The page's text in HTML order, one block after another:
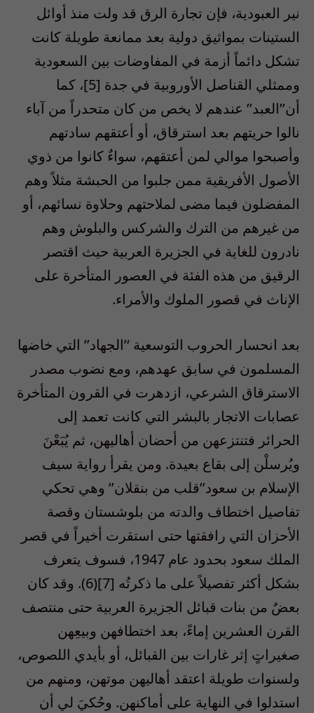
نير العبودية، فإن تجارة الرق قد ولت منذ أوائل
الستينات بمواثيق دولية بعد ممانعة طويلة كانت
تشكل دائماً أزمة في المفاوضات بين السعودية
وممثلي القناصل الأوروبية في جدة [5]، كما
أن’’العبد’’ عندهم لا يخص من كان متحدراً من آباء
نالوا حريتهم بعد استرقاق، أو أعتقهم سادتهم
وأصبحوا موالي لمن أعتقهم، سواءٌ كانوا من ذوي
الأصول الأفريقية ممن جلبوا من الحبشة مثلاً وهم
المفضلون فيما مضى لملاحتهم وحلاوة نسائهم، أو
من غيرهم من الترك والشركس والبلوش وهم
نادرون للغاية في الجزيرة العربية حيث اقتصر
الرقيق من هذه الفئة في العصور المتأخرة على
الإناث في قصور الملوك والأمراء.
بعد انحسار الحروب التوسعية ‘’الجهاد’’ التي خاضها
المسلمون في سابق عهدهم، ومع نضوب مصدر
الاسترقاق الشرعي، ازدهرت في القرون المتأخرة
عصابات الاتجار بالبشر التي كانت تعمد إلى
الحرائر فتنتزعهن من أحضان أهاليهن، ثم يُبَعْنَ
ويُرسلْن إلى بقاع بعيدة. ومن يقرأ رواية سيف
الإسلام بن سعود’’قلب من بنقلان’’ وهي تحكي
تفاصيل اختطاف والدته من بلوشستان وقصة
الأحزان التي رافقتها حتى استقرت أخيراً في قصر
الملك سعود بحدود عام 1947، فسوف يتعرف
بشكل أكثر تفصيلاً على ما ذكرتُه [7](6). وقد كان
بعضٌ من بنات قبائل الجزيرة العربية حتى منتصف
القرن العشرين إماءً، بعد اختطافهن وبيعِهن
صغيراتٍ إثر غارات بين القبائل، أو بأيدي اللصوص،
ولسنوات طويلة اعتقد أهاليهن موتهن، ومنهم من
استدلوا في النهاية على أماكنهن. وحُكيَ لي أن